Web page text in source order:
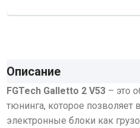
Описание
FGTech Galletto 2 V53 – это
тюнинга, которое позволяет
электронные блоки как